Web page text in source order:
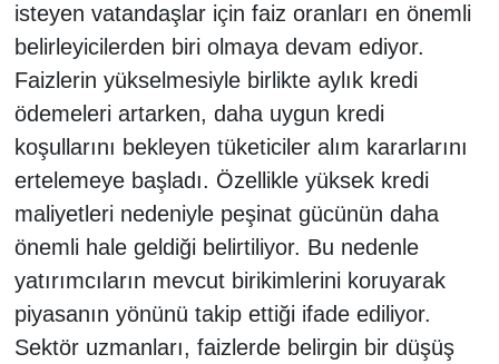
isteyen vatandaşlar için faiz oranları en önemli
belirleyicilerden biri olmaya devam ediyor.
Faizlerin yükselmesiyle birlikte aylık kredi
ödemeleri artarken, daha uygun kredi
koşullarını bekleyen tüketiciler alım kararlarını
ertelemeye başladı. Özellikle yüksek kredi
maliyetleri nedeniyle peşinat gücünün daha
önemli hale geldiği belirtiliyor. Bu nedenle
yatırımcıların mevcut birikimlerini koruyarak
piyasanın yönünü takip ettiği ifade ediliyor.
Sektör uzmanları, faizlerde belirgin bir düşüş